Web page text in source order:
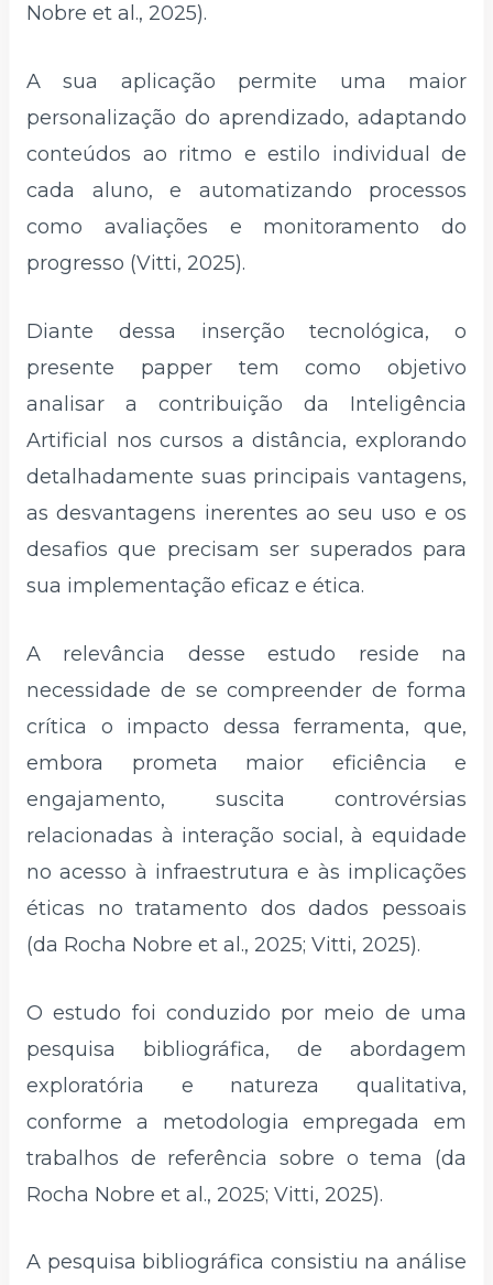
Nobre et al., 2025).
A sua aplicação permite uma maior
personalização do aprendizado, adaptando
conteúdos ao ritmo e estilo individual de
cada aluno, e automatizando processos
como avaliações e monitoramento do
progresso (Vitti, 2025).
Diante dessa inserção tecnológica, o
presente papper tem como objetivo
analisar a contribuição da Inteligência
Artificial nos cursos a distância, explorando
detalhadamente suas principais vantagens,
as desvantagens inerentes ao seu uso e os
desafios que precisam ser superados para
sua implementação eficaz e ética.
A relevância desse estudo reside na
necessidade de se compreender de forma
crítica o impacto dessa ferramenta, que,
embora prometa maior eficiência e
engajamento, suscita controvérsias
relacionadas à interação social, à equidade
no acesso à infraestrutura e às implicações
éticas no tratamento dos dados pessoais
(da Rocha Nobre et al., 2025; Vitti, 2025).
O estudo foi conduzido por meio de uma
pesquisa bibliográfica, de abordagem
exploratória e natureza qualitativa,
conforme a metodologia empregada em
trabalhos de referência sobre o tema (da
Rocha Nobre et al., 2025; Vitti, 2025).
A pesquisa bibliográfica consistiu na análise